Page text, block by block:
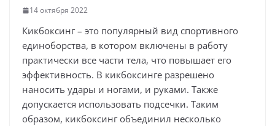
14 октября 2022
Кикбоксинг – это популярный вид спортивного
единоборства, в котором включены в работу
практически все части тела, что повышает его
эффективность. В кикбоксинге разрешено
наносить удары и ногами, и руками. Также
допускается использовать подсечки. Таким
образом, кикбоксинг объединил несколько